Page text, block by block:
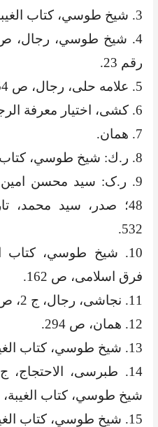
3. شيخ طوسي، كتاب الغيبة، ص 398.
رقم 23.
5. علامه حلی، رجال، ص 254 و 257.
6. کشی، اختيار معرفة الرجال، ج2، ص 805.
7. همان.
8. ر.ك: شيخ طوسي، كتاب الغيبة، ص 400.
48؛ صدر، سيد محمد،
532.
فرق اسلامی، ص 162.
11. نجاشی، رجال، ج 2، ص 239.
12. همان، ص 294.
13. شيخ طوسي، كتاب الغيبة، ص 303.
شيخ طوسي، كتاب الغيبة، ص
15. شيخ طوسي، كتاب الغيبة، ص 387.